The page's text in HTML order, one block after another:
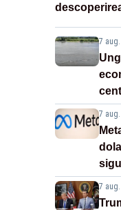
7
7
7